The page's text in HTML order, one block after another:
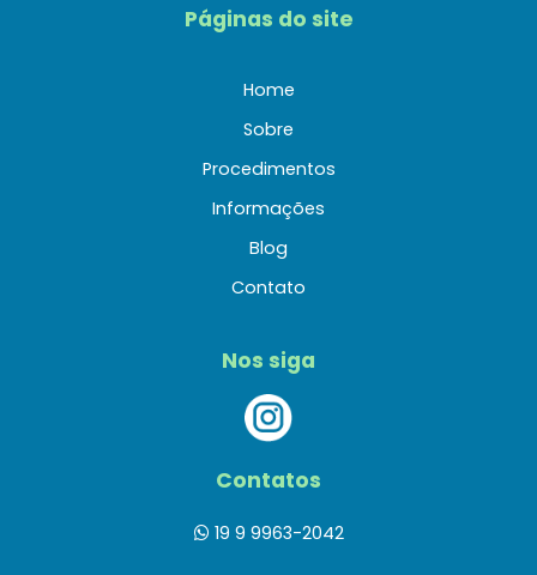
Páginas do site
Home
Sobre
Procedimentos
Informações
Blog
Contato
Nos siga
Contatos
19 9 9963-2042